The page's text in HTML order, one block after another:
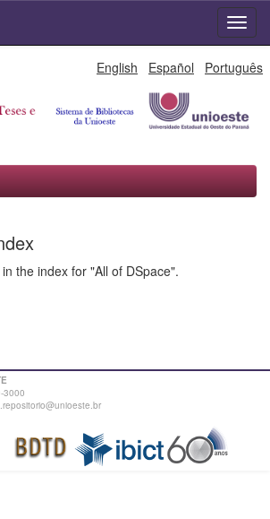
English Español Português
the index for "All of DSpace".
3000